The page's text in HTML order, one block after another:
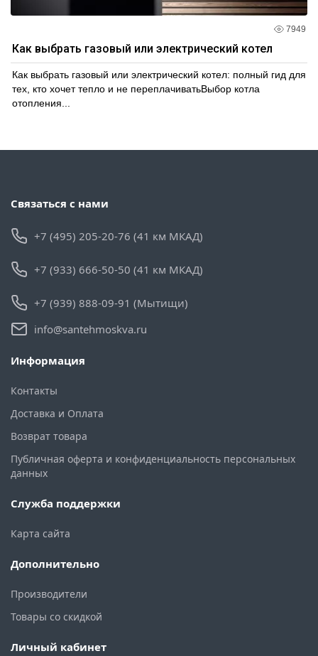
7949
Как выбрать газовый или электрический котел
Как выбрать газовый или электрический котел: полный гид для
тех, кто хочет тепло и не переплачиватьВыбор котла
отопления...
Связаться с нами
+7 (495) 205-20-76 (41 км МКАД)
+7 (933) 666-50-50 (41 км МКАД)
+7 (939) 888-09-91 (Мытищи)
info@santehmoskva.ru
Информация
Контакты
Доставка и Оплата
Возврат товара
Публичная оферта и конфиденциальность персональных
данных
Служба поддержки
Карта сайта
Дополнительно
Производители
Товары со скидкой
Личный кабинет